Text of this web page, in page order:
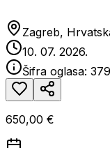
Zagreb,
10. 07. 2026.
Šifra oglasa:
650,00 €